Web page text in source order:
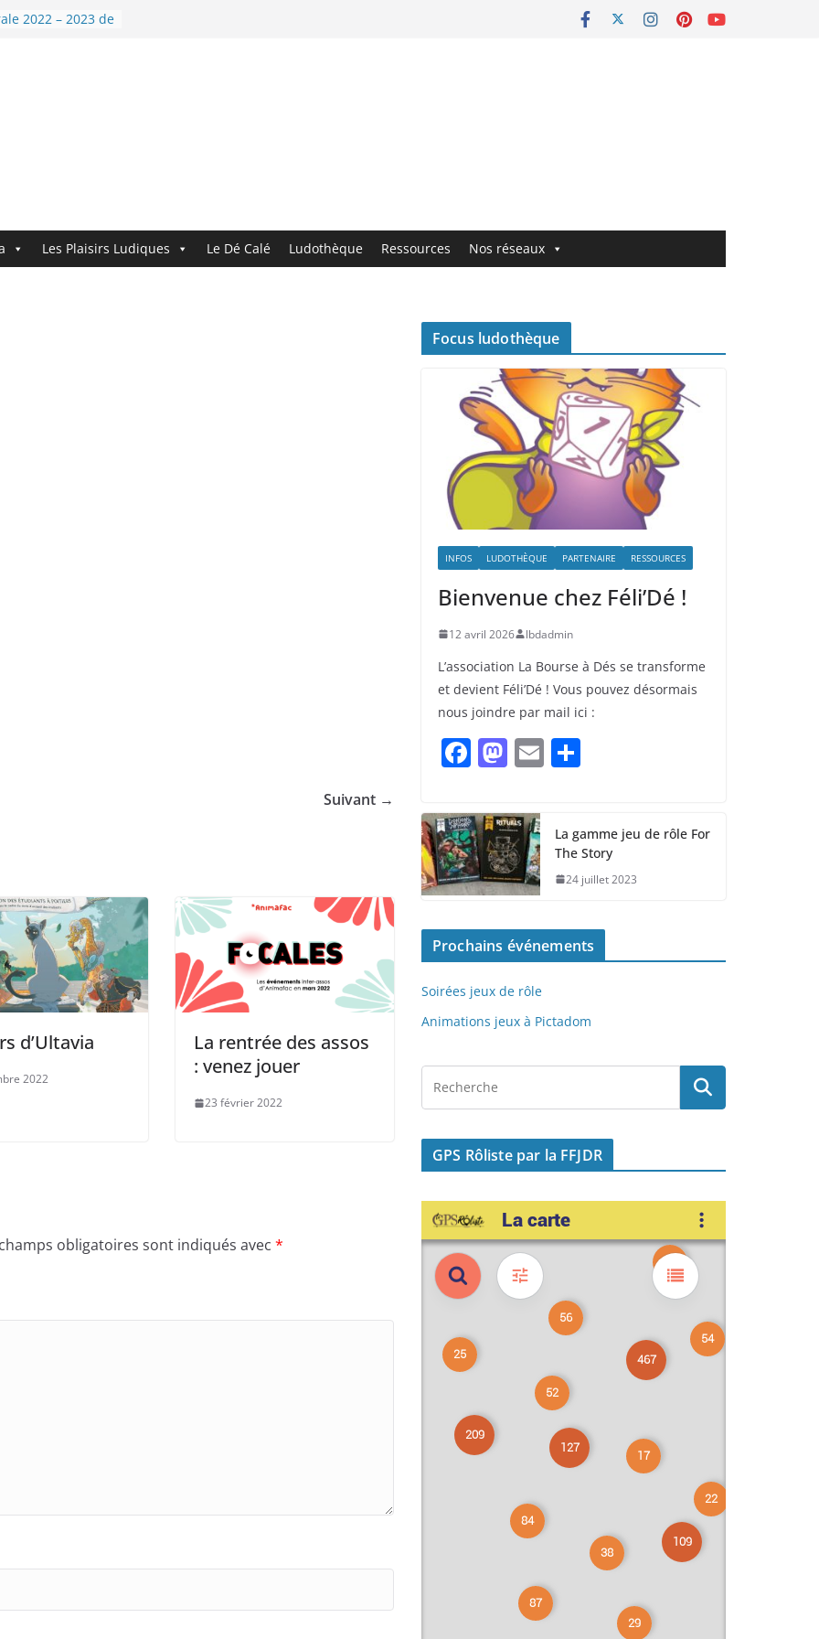
le
logo !
Les Plaisirs Ludiques Le Dé Calé Ludothèque Ressources Nos réseaux
Suivant →
d’Ultavia
2022
La rentrée des assos
: venez jouer
23 février 2022
obligatoires sont indiqués avec *
Focus ludothèque
INFOS LUDOTHÈQUE PARTENAIRE RESSOURCES
Bienvenue chez Féli’Dé !
12 avril 2026 lbdadmin
L’association La Bourse à Dés se transforme
et devient Féli’Dé ! Vous pouvez désormais
nous joindre par mail ici :
F
a
c
e
b
o
o
k
M
a
st
o
d
o
n
E
m
g
er
La gamme jeu de rôle For
The Story
24 juillet 2023
Prochains événements
Soirées jeux de rôle
Animations jeux à Pictadom
GPS Rôliste par la FFJDR